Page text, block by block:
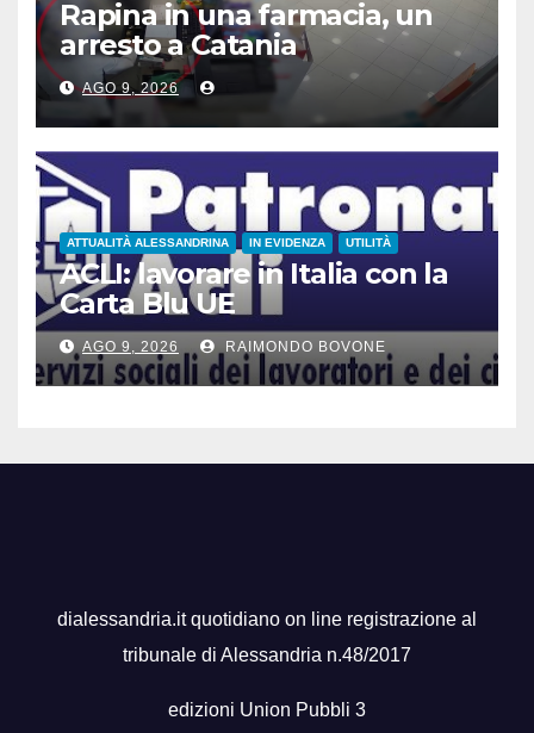
Rapina in una farmacia, un
arresto a Catania
AGO 9, 2026
ATTUALITÀ ALESSANDRINA IN EVIDENZA UTILITÀ
ACLI: lavorare in Italia con la
Carta Blu UE
AGO 9, 2026 RAIMONDO BOVONE
dialessandria.it quotidiano on line registrazione al
tribunale di Alessandria n.48/2017
edizioni Union Pubbli 3